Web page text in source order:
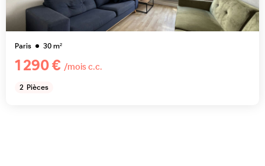
Paris 30m²
1 290 € /mois c.c.
2 Pièces